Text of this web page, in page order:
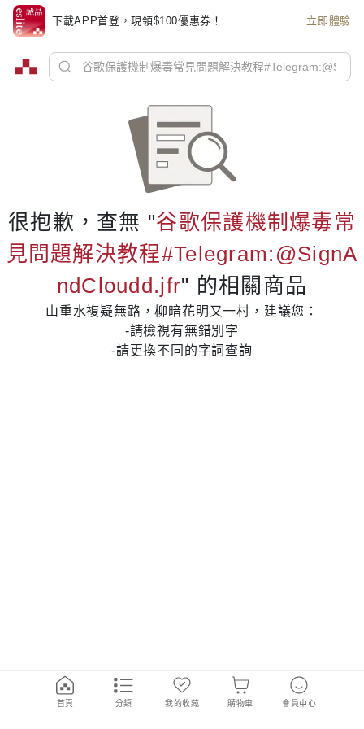
下載APP首登，現領$100優惠券！ 立即體驗
很抱歉，查無 "谷歌保護機制爆毒常
見問題解決教程#Telegram:@SignA
ndCloudd.jfr" 的相關商品
山重水複疑無路，柳暗花明又一村，建議您：
-請檢視有無錯別字
-請更換不同的字詞查詢
首頁 分類 我的收藏 購物車 會員中心